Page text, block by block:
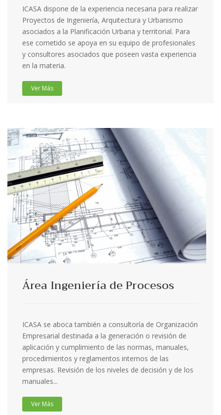
ICASA dispone de la experiencia necesaria para realizar
Proyectos de Ingeniería, Arquitectura y Urbanismo
asociados a la Planificación Urbana y territorial. Para
ese cometido se apoya en su equipo de profesionales
y consultores asociados que poseen vasta experiencia
en la materia.
Ver Más
Área Ingeniería de Procesos
ICASA se aboca también a consultoría de Organización
Empresarial destinada a la generación o revisión de
aplicación y cumplimiento de las normas, manuales,
procedimientos y reglamentos internos de las
empresas. Revisión de los niveles de decisión y de los
manuales...
Ver Más